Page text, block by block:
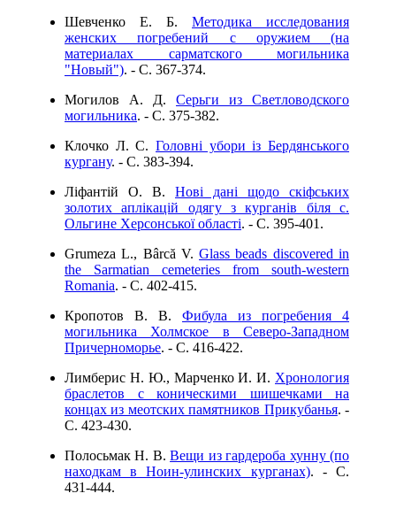
Шевченко Е. Б. Методика исследования
женских погребений с оружием (на
материалах сарматского могильника
"Новый"). - C. 367-374.
Могилов А. Д. Серьги из Светловодского
могильника. - C. 375-382.
Клочко Л. С. Головні убори із Бердянського
кургану. - C. 383-394.
Ліфантій О. В. Нові дані щодо скіфських
золотих аплікацій одягу з курганів біля с.
Ольгине Херсонської області. - C. 395-401.
Grumeza L., Bârcă V.Glass beads discovered in
the Sarmatian cemeteries from south-western
Romania. - C. 402-415.
Кропотов В. В. Фибула из погребения 4
могильника Холмское в Cеверо-Западном
Причерноморье. - C. 416-422.
Лимберис Н. Ю., Марченко И. И. Хронология
браслетов с коническими шишечками на
концах из меотских памятников Прикубанья. -
C. 423-430.
Полосьмак Н. В.Вещи из гардероба хунну (по
находкам в Ноин-улинских курганах). - C.
431-444.